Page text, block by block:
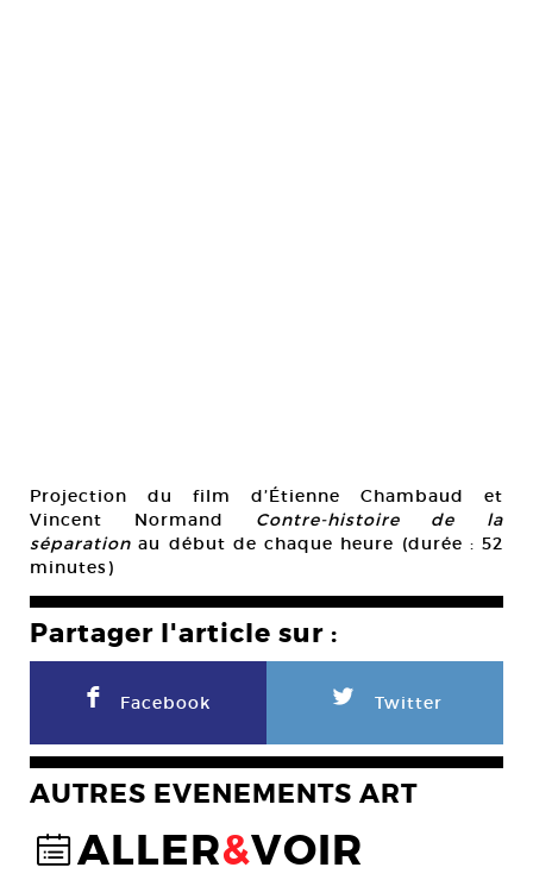
Projection du film d’Étienne Chambaud et
Vincent Normand Contre-histoire de la
séparationau début de chaque heure (durée : 52
minutes)
Partager l'article sur :
F Facebook L Twitter
AUTRES EVENEMENTS ART
@ALLER&VOIR